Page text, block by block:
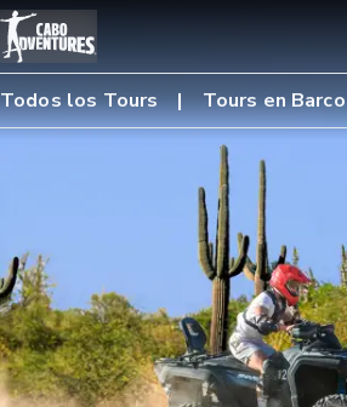
Todos los Tours Tours en Barco